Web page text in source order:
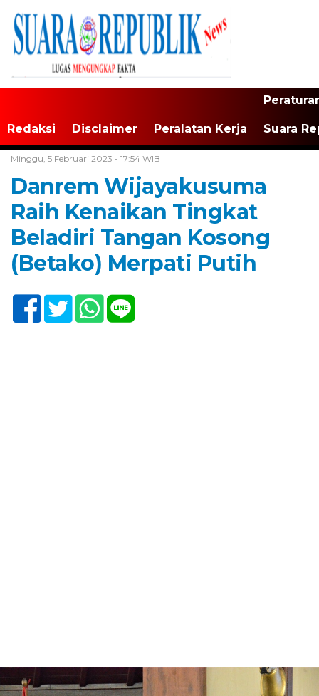
Redaksi Disclaimer Peralatan Kerja Suara
Minggu, 5 Februari 2023 - 17:54 WIB
Danrem Wijayakusuma
Raih Kenaikan Tingkat
Beladiri Tangan Kosong
(Betako) Merpati Putih